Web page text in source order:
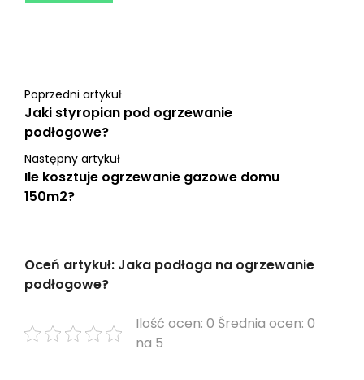
Poprzedni artykuł
Jaki styropian pod ogrzewanie
podłogowe?
Następny artykuł
Ile kosztuje ogrzewanie gazowe domu
150m2?
Oceń artykuł: Jaka podłoga na ogrzewanie
podłogowe?
Ilość ocen: 0 Średnia ocen: 0
na 5